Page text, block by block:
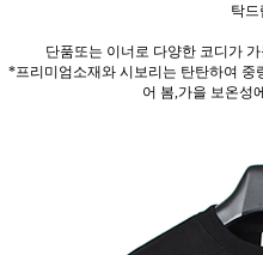
탁드
단품또는 이너로 다양한 코디가
*프리미엄소재와 시보리는 탄탄하여 중
어 봄,가을 보온성